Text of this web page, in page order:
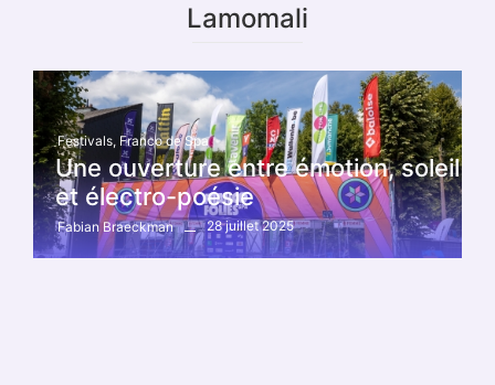
Lamomali
Festivals, Franco de Spa
Une ouverture entre émotion, soleil
et électro-poésie
Fabian Braeckman 28 juillet 2025